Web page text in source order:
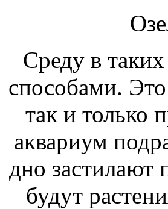
Среду в
способами.
так и только
аквариум
дно застилают
будут